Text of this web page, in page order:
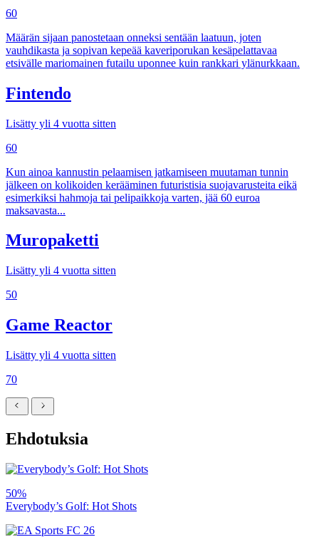
60
Määrän sijaan panostetaan onneksi sentään laatuun, joten
vauhdikasta ja sopivan kepeää kaveriporukan kesäpelattavaa
etsivälle mariomainen futailu uponnee kuin rankkari ylänurkkaan.
Fintendo
Lisätty yli 4 vuotta sitten
60
Kun ainoa kannustin pelaamisen jatkamiseen muutaman tunnin
jälkeen on kolikoiden kerääminen futuristisia suojavarusteita eikä
esimerkiksi hahmoja tai pelipaikkoja varten, jää 60 euroa
maksavasta...
Muropaketti
Lisätty yli 4 vuotta sitten
50
Game Reactor
Lisätty yli 4 vuotta sitten
70
Ehdotuksia
50%
Everybody’s Golf: Hot Shots